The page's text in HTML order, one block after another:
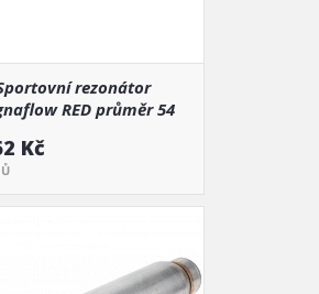
rezonátor
RED průměr 54
Kč